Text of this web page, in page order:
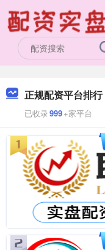
正规配资平台排行
已收录999+家平台